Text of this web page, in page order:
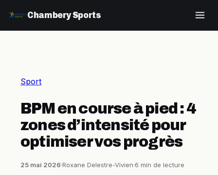
Chambery Sports
Sport
BPM en course à pied : 4
zones d’intensité pour
optimiser vos progrès
25 mai 2026·Roxane Delestre-Vivien·6 min de lecture